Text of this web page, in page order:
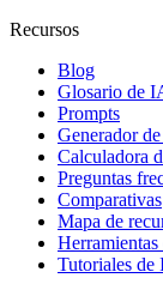
Recursos
Blog
Glosario de
Prompts
Generador
Calculadora
Preguntas
Comparativas
Mapa de
Tutoriales de